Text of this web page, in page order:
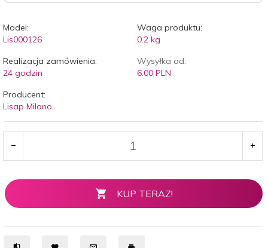
Model:
Lis000126
Waga produktu:
0.2 kg
Realizacja zamówienia:
24 godzin
Wysyłka od:
6.00 PLN
Producent:
Lisap Milano
KUP TERAZ!